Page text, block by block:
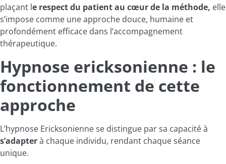
plaçant le respect du patient au cœur de la méthode, elle
s’impose comme une approche douce, humaine et
profondément efficace dans l’accompagnement
thérapeutique.
Hypnose ericksonienne : le
fonctionnement de cette
approche
L’hypnose Ericksonienne se distingue par sa capacité à
s’adapterà chaque individu, rendant chaque séance
unique.